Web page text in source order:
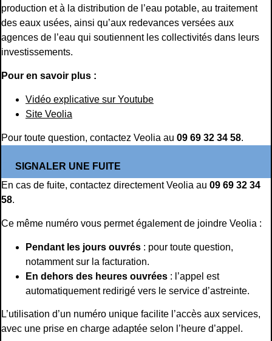
production et à la distribution de l’eau potable, au traitement
des eaux usées, ainsi qu’aux redevances versées aux
agences de l’eau qui soutiennent les collectivités dans leurs
investissements.
Pour en savoir plus :
Vidéo explicative sur Youtube
Site Veolia
Pour toute question, contactez Veolia au 09 69 32 34 58.
SIGNALER UNE FUITE
En cas de fuite, contactez directement Veolia au 09 69 32 34
58.
Ce même numéro vous permet également de joindre Veolia :
Pendant les jours ouvrés : pour toute question,
notamment sur la facturation.
En dehors des heures ouvrées : l’appel est
automatiquement redirigé vers le service d’astreinte.
L’utilisation d’un numéro unique facilite l’accès aux services,
avec une prise en charge adaptée selon l’heure d’appel.